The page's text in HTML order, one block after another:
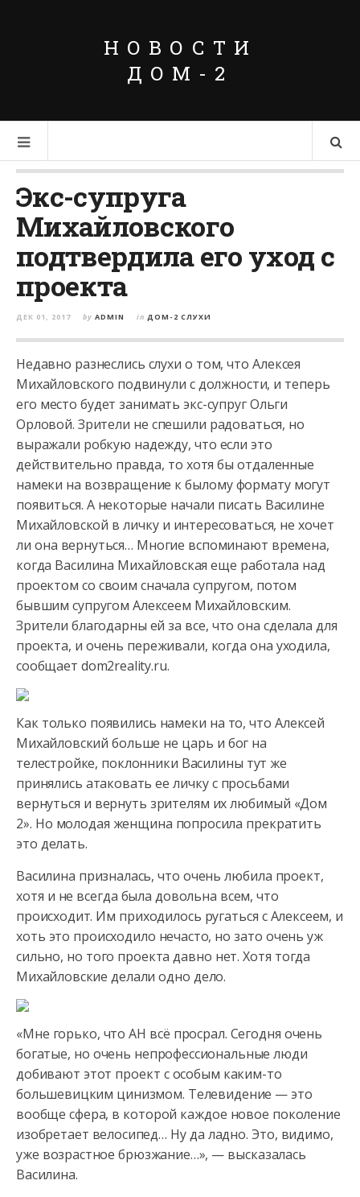
НОВОСТИ
ДОМ-2
Экс-супруга
Михайловского
подтвердила его уход с
проекта
ДЕК 01, 2017 by ADMIN in ДОМ-2 СЛУХИ
Недавно разнеслись слухи о том, что Алексея
Михайловского подвинули с должности, и теперь
его место будет занимать экс-супруг Ольги
Орловой. Зрители не спешили радоваться, но
выражали робкую надежду, что если это
действительно правда, то хотя бы отдаленные
намеки на возвращение к былому формату могут
появиться. А некоторые начали писать Василине
Михайловской в личку и интересоваться, не хочет
ли она вернуться… Многие вспоминают времена,
когда Василина Михайловская еще работала над
проектом со своим сначала супругом, потом
бывшим супругом Алексеем Михайловским.
Зрители благодарны ей за все, что она сделала для
проекта, и очень переживали, когда она уходила,
сообщает dom2reality.ru.
Как только появились намеки на то, что Алексей
Михайловский больше не царь и бог на
телестройке, поклонники Василины тут же
принялись атаковать ее личку с просьбами
вернуться и вернуть зрителям их любимый «Дом
2». Но молодая женщина попросила прекратить
это делать.
Василина призналась, что очень любила проект,
хотя и не всегда была довольна всем, что
происходит. Им приходилось ругаться с Алексеем, и
хоть это происходило нечасто, но зато очень уж
сильно, но того проекта давно нет. Хотя тогда
Михайловские делали одно дело.
«Мне горько, что АН всё просрал. Сегодня очень
богатые, но очень непрофессиональные люди
добивают этот проект с особым каким-то
большевицким цинизмом. Телевидение — это
вообще сфера, в которой каждое новое поколение
изобретает велосипед… Ну да ладно. Это, видимо,
уже возрастное брюзжание…», — высказалась
Василина.